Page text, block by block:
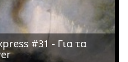
#31 - Για τα